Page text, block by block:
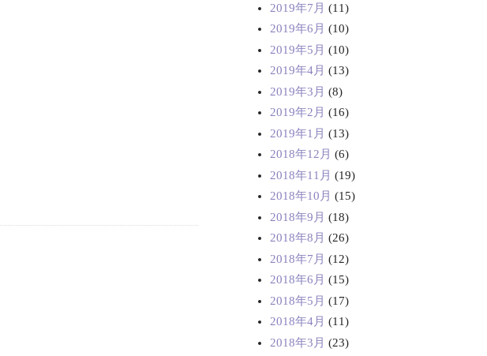
2019年7月 (11)
2019年6月 (10)
2019年5月 (10)
2019年4月 (13)
2019年3月 (8)
2019年2月 (16)
2019年1月 (13)
2018年12月 (6)
2018年11月 (19)
2018年10月 (15)
2018年9月 (18)
2018年8月 (26)
2018年7月 (12)
2018年6月 (15)
2018年5月 (17)
2018年4月 (11)
2018年3月 (23)